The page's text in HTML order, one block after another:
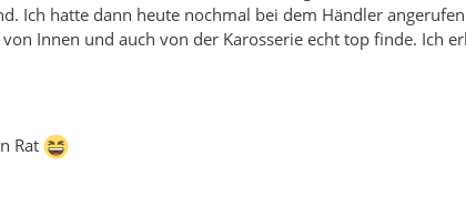
Ich hatte dann heute nochmal bei dem Händler
Innen und auch von der Karosserie echt top finde. Ich
Rat